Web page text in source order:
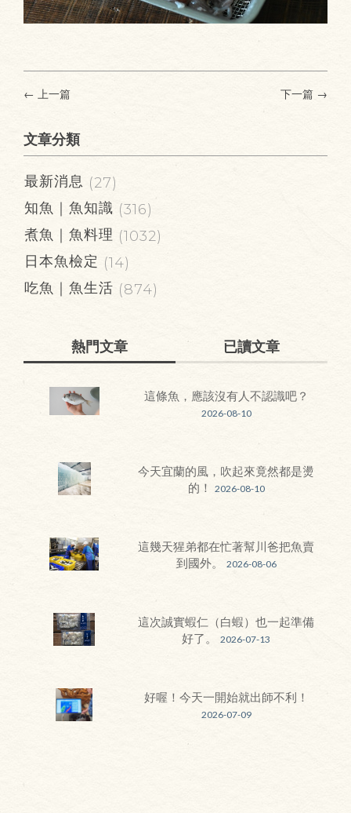
← 上一篇 下一篇 →
文章分類
最新消息 (27)
知魚｜魚知識 (316)
煮魚｜魚料理 (1032)
日本魚檢定 (14)
吃魚｜魚生活 (874)
熱門文章 已讀文章
這條魚，應該沒有人不認識吧？
2026-08-10
今天宜蘭的風，吹起來竟然都是燙
的！
2026-08-10
這幾天猩弟都在忙著幫川爸把魚賣
到國外。
2026-08-06
這次誠實蝦仁（白蝦）也一起準備
好了。
2026-07-13
好喔！今天一開始就出師不利！
2026-07-09